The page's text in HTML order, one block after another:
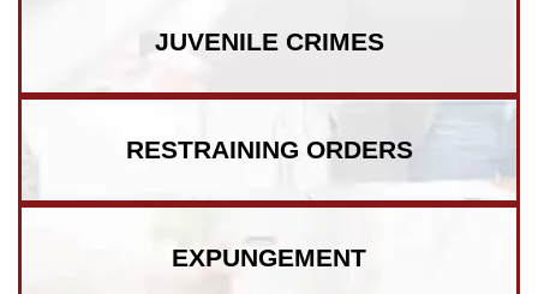
JUVENILE CRIMES
RESTRAINING ORDERS
EXPUNGEMENT